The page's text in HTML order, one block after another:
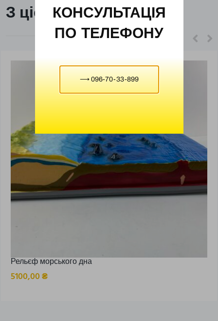
З цієї ж категорії
Рельєф морського дна
5100,00₴
КОНСУЛЬТАЦІЯ
ПО ТЕЛЕФОНУ
⟶ 096-70-33-899